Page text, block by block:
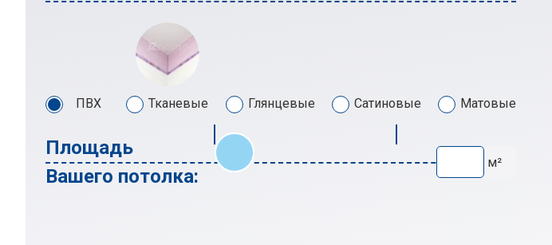
ПВХ Тканевые Глянцевые Сатиновые Матовые
Площадь
Вашего потолка:
м²